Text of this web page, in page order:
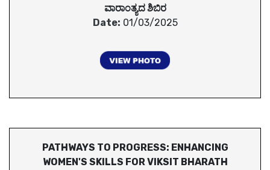
ವಾರಾಂತ್ಯದ ಶಿಬಿರ
Date: 01/03/2025
PATHWAYS TO PROGRESS: ENHANCING
WOMEN'S SKILLS FOR VIKSIT BHARATH